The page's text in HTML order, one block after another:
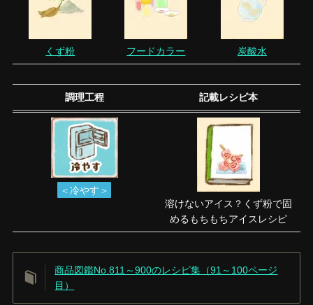
くず粉 フードカラー 炭酸水
調理工程 記載レシピ本
＜冷やす＞
溶けないアイス？くず粉で固
めるもちもちアイスレシピ
商品図鑑No.811～900のレシピ集（91～100ページ
目）